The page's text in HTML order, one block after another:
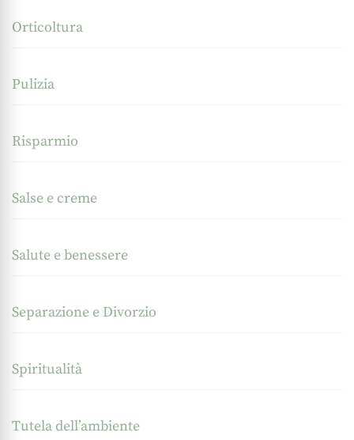
Orticoltura
Pulizia
Risparmio
Salse e creme
Salute e benessere
Separazione e Divorzio
Spiritualità
Tutela dell’ambiente